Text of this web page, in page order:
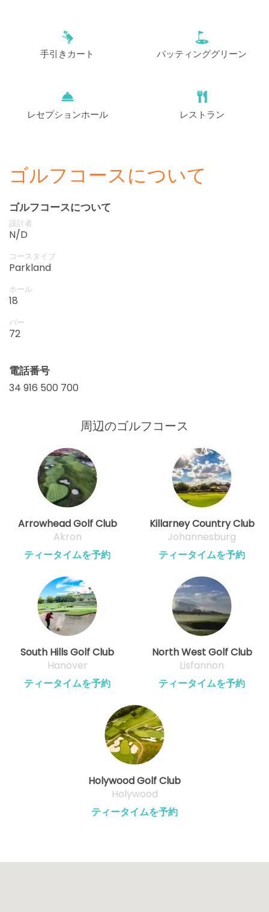
手引きカート パッティンググリーン
レセプションホール レストラン
ゴルフコースについて
ゴルフコースについて
設計者
N/D
コースタイプ
Parkland
ホール
18
パー
72
電話番号
34 916 500 700
周辺のゴルフコース
Arrowhead Golf Club
Akron
ティータイムを予約
Killarney Country Club
Johannesburg
ティータイムを予約
South Hills Golf Club
Hanover
ティータイムを予約
North West Golf Club
Lisfannon
ティータイムを予約
Holywood Golf Club
Holywood
ティータイムを予約